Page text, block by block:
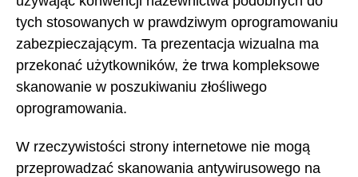
tych stosowanych w prawdziwym oprogramowaniu
zabezpieczającym. Ta prezentacja wizualna ma
przekonać użytkowników, że trwa kompleksowe
skanowanie w poszukiwaniu złośliwego
oprogramowania.
W rzeczywistości strony internetowe nie mogą
przeprowadzać skanowania antywirusowego na